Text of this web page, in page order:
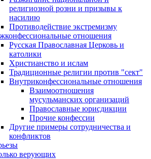
религиозной розни и призывы к
насилию
Противодействие экстремизму
отношения
Русская Православная Церковь и
католики
Христианство и ислам
Традиционные религии против "сект"
Внутриконфессиональные отношения
Взаимоотношения
мусульманских организаций
Православные юрисдикции
Прочие конфессии
Другие примеры сотрудничества и
конфликтов
верующих